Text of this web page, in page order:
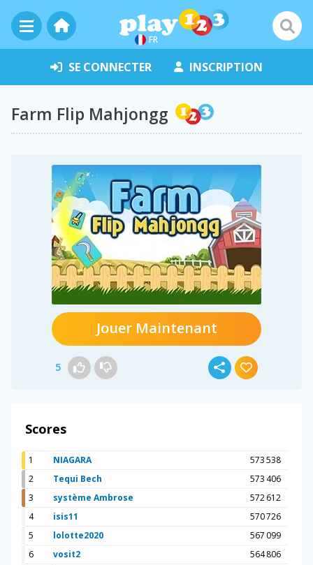
FR
SE CONNECTER INSCRIPTION
Farm Flip Mahjongg
Jouer Maintenant
5
Scores
1 NIAGARA
573 538
2
Tequi Bech
573 406
3
système Ambrose
572 612
4
isis11
570 726
5
lolotte2020
567 099
6
vosit2
564 806